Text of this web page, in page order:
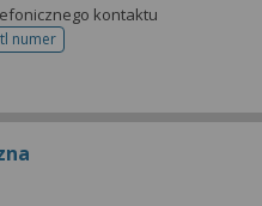
kontaktu
numer
telefonu do rejestracji